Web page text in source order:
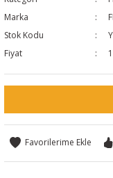
Marka
Stok Kodu
Fiyat